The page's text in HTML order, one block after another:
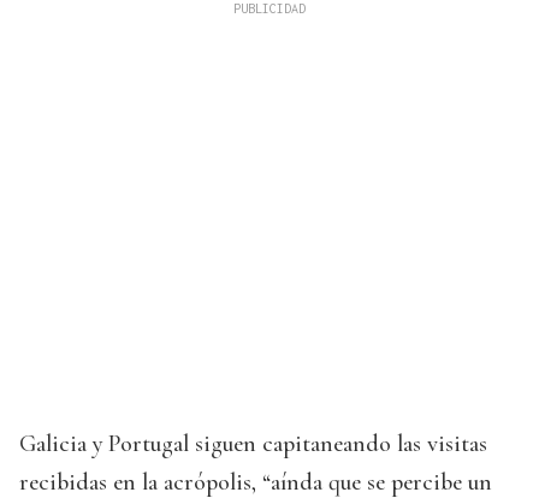
Galicia y Portugal siguen capitaneando las visitas
recibidas en la acrópolis, “aínda que se percibe un